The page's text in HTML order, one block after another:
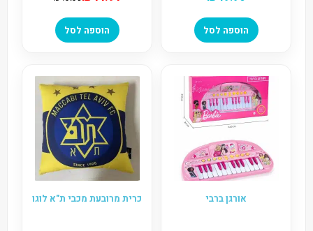
הוספה לסל הוספה לסל
אורגן ברבי כרית מרובעת מכבי ת"א לוגו